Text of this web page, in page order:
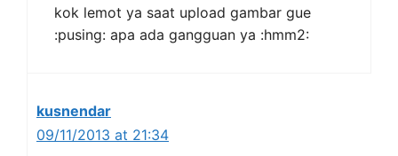
kok lemot ya saat upload gambar gue
:pusing: apa ada gangguan ya :hmm2:
kusnendar
09/11/2013 at 21:34